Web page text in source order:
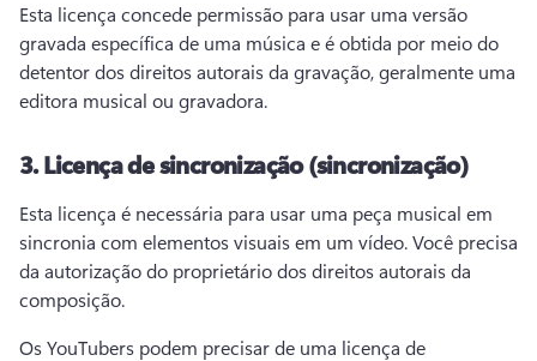
Esta licença concede permissão para usar uma versão
gravada específica de uma música e é obtida por meio do
detentor dos direitos autorais da gravação, geralmente uma
editora musical ou gravadora.
3.Licença de sincronização (sincronização)
Esta licença é necessária para usar uma peça musical em
sincronia com elementos visuais em um vídeo. Você precisa
da autorização do proprietário dos direitos autorais da
composição.
Os YouTubers podem precisar de uma licença de